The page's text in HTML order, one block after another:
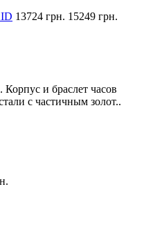
13724 грн. 15249 грн.
и браслет часов
с частичным золот..